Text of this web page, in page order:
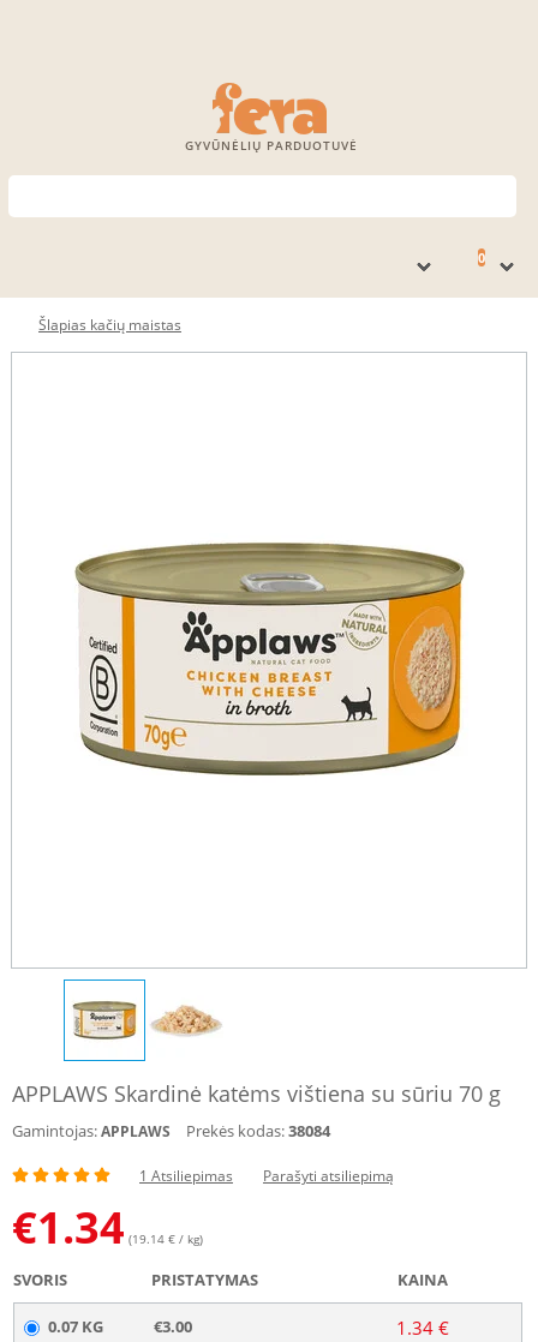
GYVŪNĖLIŲ PARDUOTUVĖ
0
Šlapias kačių maistas
APPLAWS Skardinė katėms vištiena su sūriu 70 g
Gamintojas:APPLAWS Prekės kodas:38084
1 Atsiliepimas Parašyti atsiliepimą
€1.34 (19.14 € / kg)
SVORIS PRISTATYMAS KAINA
0.07 KG €3.00 1.34 €